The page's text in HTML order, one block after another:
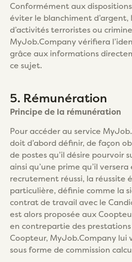
Conformément aux
éviter le blanchiment
d’activités terroristes ou
MyJob.Company vérifiera
grâce aux informations
ce sujet.
5. Rémunération
Principe de la rémunération
Pour accéder au service
doit d’abord définir, de façon
de postes qu’il désire pourvoir
ainsi qu’une prime qu’il versera
recrutement réussi, la réussite
particulière, définie comme la
contrat de travail avec le
est alors proposée aux
en contrepartie des
Coopteur, MyJob.Company lui
sous forme de commission